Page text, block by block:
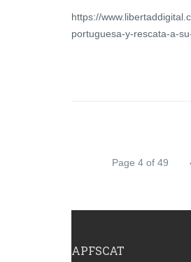
https://
portuguesa-y-rescata-a-
Page 4 of 49
APFSCAT